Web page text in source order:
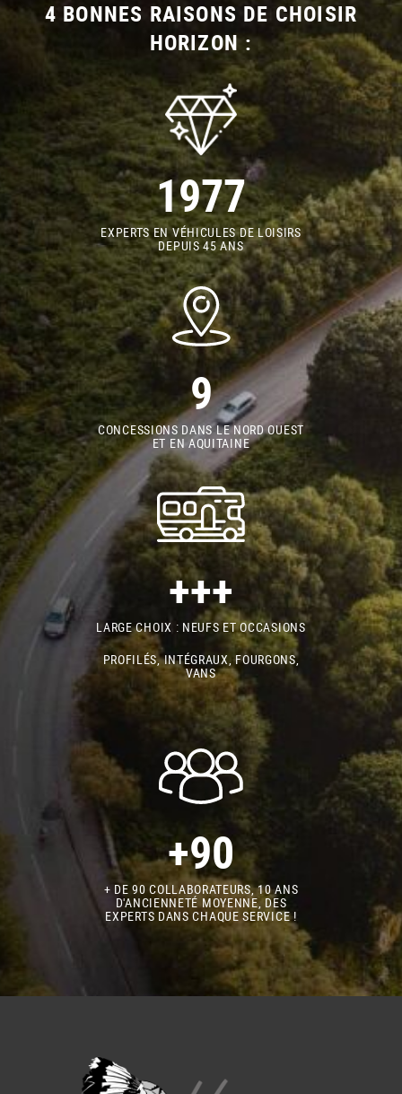
4 BONNES RAISONS DE CHOISIR
HORIZON :
1977
EXPERTS EN VÉHICULES DE LOISIRS
DEPUIS 45 ANS
9
CONCESSIONS DANS LE NORD OUEST
ET EN AQUITAINE
+++
LARGE CHOIX : NEUFS ET OCCASIONS
PROFILÉS, INTÉGRAUX, FOURGONS,
VANS
+90
+ DE 90 COLLABORATEURS, 10 ANS
D'ANCIENNETÉ MOYENNE, DES
EXPERTS DANS CHAQUE SERVICE !